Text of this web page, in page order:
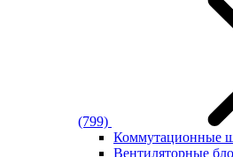
(799)
Коммутационные
Вентиляторные